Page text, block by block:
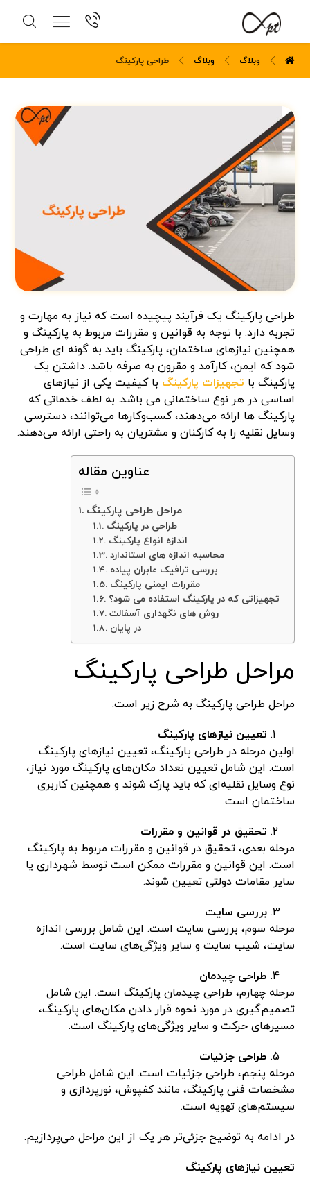
وبلاگ وبلاگ طراحی پارکینگ
طراحی پارکینگ یک فرآیند پیچیده است که نیاز به مهارت و
تجربه دارد. با توجه به قوانین و مقررات مربوط به پارکینگ و
همچنین نیازهای ساختمان، پارکینگ باید به گونه ای طراحی
شود که ایمن، کارآمد و مقرون به صرفه باشد. داشتن یک
پارکینگ با تجهیزات پارکینگ با کیفیت یکی از نیازهای
اساسی در هر نوع ساختمانی می باشد. به لطف خدماتی که
پارکینگ ها ارائه می‌دهند، کسب‌وکارها می‌توانند، دسترسی
وسایل نقلیه را به کارکنان و مشتریان به راحتی ارائه می‌دهند.
عناوین مقاله
مراحل طراحی پارکینگ
طراحی در پارکینگ
اندازه انواع پارکینگ
محاسبه اندازه های استاندارد
بررسی ترافیک عابران پیاده
مقررات ایمنی پارکینگ
تجهیزاتی که در پارکینگ استفاده می شود؟
روش های نگهداری آسفالت
در پایان
مراحل طراحی پارکینگ
مراحل طراحی پارکینگ به شرح زیر است:
تعیین نیازهای پارکینگ
اولین مرحله در طراحی پارکینگ، تعیین نیازهای پارکینگ
است. این شامل تعیین تعداد مکان‌های پارکینگ مورد نیاز،
نوع وسایل نقلیه‌ای که باید پارک شوند و همچنین کاربری
ساختمان است.
تحقیق در قوانین و مقررات
مرحله بعدی، تحقیق در قوانین و مقررات مربوط به پارکینگ
است. این قوانین و مقررات ممکن است توسط شهرداری یا
سایر مقامات دولتی تعیین شوند.
بررسی سایت
مرحله سوم، بررسی سایت است. این شامل بررسی اندازه
سایت، شیب سایت و سایر ویژگی‌های سایت است.
طراحی چیدمان
مرحله چهارم، طراحی چیدمان پارکینگ است. این شامل
تصمیم‌گیری در مورد نحوه قرار دادن مکان‌های پارکینگ،
مسیرهای حرکت و سایر ویژگی‌های پارکینگ است.
طراحی جزئیات
مرحله پنجم، طراحی جزئیات است. این شامل طراحی
مشخصات فنی پارکینگ، مانند کفپوش، نورپردازی و
سیستم‌های تهویه است.
در ادامه به توضیح جزئی‌تر هر یک از این مراحل می‌پردازیم.
تعیین نیازهای پارکینگ